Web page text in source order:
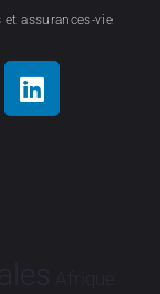
assurances-vie
Afrique